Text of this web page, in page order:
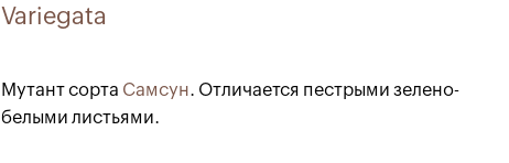
Variegata
Мутант сорта Самсун. Отличается пестрыми зелено-
белыми листьями.